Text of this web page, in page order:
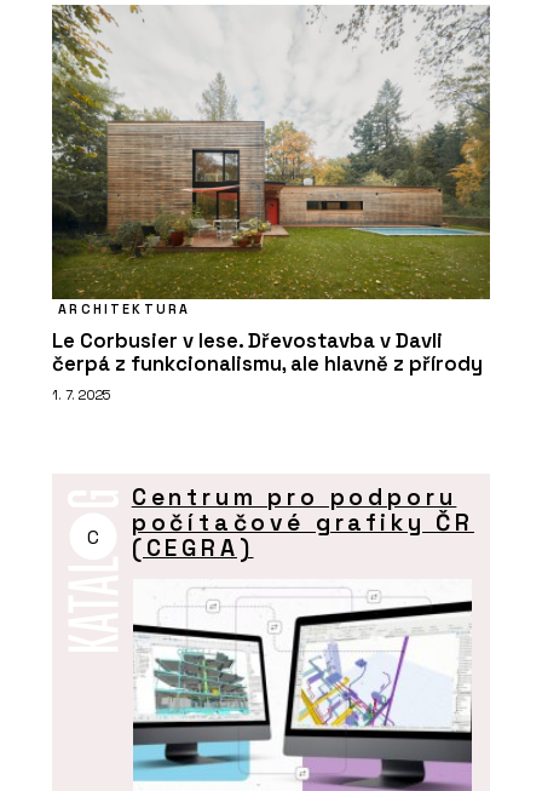
ARCHITEKTURA
Le Corbusier v lese. Dřevostavba v Davli
čerpá z funkcionalismu, ale hlavně z přírody
1. 7. 2025
C
Centrum pro podporu
počítačové grafiky ČR
(CEGRA)